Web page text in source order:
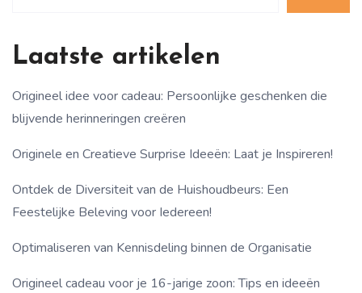
Laatste artikelen
Origineel idee voor cadeau: Persoonlijke geschenken die
blijvende herinneringen creëren
Originele en Creatieve Surprise Ideeën: Laat je Inspireren!
Ontdek de Diversiteit van de Huishoudbeurs: Een
Feestelijke Beleving voor Iedereen!
Optimaliseren van Kennisdeling binnen de Organisatie
Origineel cadeau voor je 16-jarige zoon: Tips en ideeën